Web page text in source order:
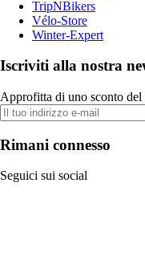
TripNBikers
Vélo-Store
Winter-Expert
Iscriviti alla nostra
Approfitta di uno sconto
Rimani connesso
Seguici sui social